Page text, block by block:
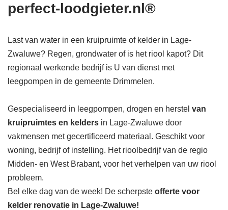
perfect-loodgieter.nl®
Last van water in een kruipruimte of kelder in Lage-
Zwaluwe? Regen, grondwater of is het riool kapot? Dit
regionaal werkende bedrijf is U van dienst met
leegpompen in de gemeente Drimmelen.
Gespecialiseerd in leegpompen, drogen en herstel van
kruipruimtes en kelders in Lage-Zwaluwe door
vakmensen met gecertificeerd materiaal. Geschikt voor
woning, bedrijf of instelling. Het rioolbedrijf van de regio
Midden- en West Brabant, voor het verhelpen van uw riool
probleem.
Bel elke dag van de week! De scherpste offerte voor
kelder renovatie in Lage-Zwaluwe!